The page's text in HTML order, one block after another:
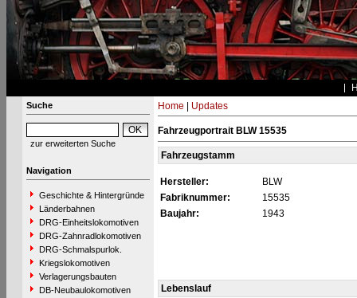
Suche
zur erweiterten Suche
Navigation
Geschichte & Hintergründe
Länderbahnen
DRG-Einheitslokomotiven
DRG-Zahnradlokomotiven
DRG-Schmalspurlok.
Kriegslokomotiven
Verlagerungsbauten
DB-Neubaulokomotiven
Home Updates
Fahrzeugportrait BLW 15535
Fahrzeugstamm
Hersteller:
BLW
Fabriknummer:
15535
Baujahr:
1943
Lebenslauf